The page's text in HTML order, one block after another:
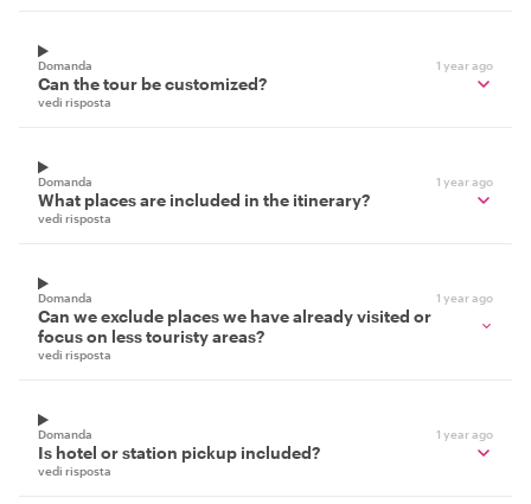
Domanda 1 year ago
Can the tour be customized?
vedi risposta
Domanda 1 year ago
What places are included in the itinerary?
vedi risposta
Domanda 1 year ago
Can we exclude places we have already visited or
focus on less touristy areas?
vedi risposta
Domanda 1 year ago
Is hotel or station pickup included?
vedi risposta